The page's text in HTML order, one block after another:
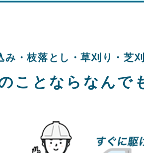
み・枝落とし・草刈り・ 芝
ことならなんで